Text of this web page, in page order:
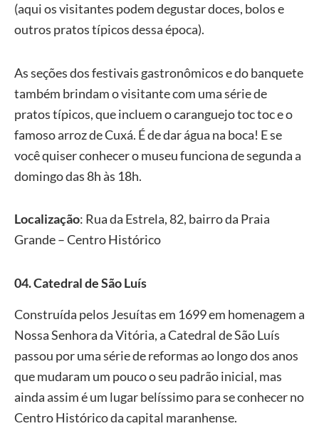
(aqui os visitantes podem degustar doces, bolos e
outros pratos típicos dessa época).
As seções dos festivais gastronômicos e do banquete
também brindam o visitante com uma série de
pratos típicos, que incluem o caranguejo toc toc e o
famoso arroz de Cuxá. É de dar água na boca! E se
você quiser conhecer o museu funciona de segunda a
domingo das 8h às 18h.
Localização: Rua da Estrela, 82, bairro da Praia
Grande – Centro Histórico
04. Catedral de São Luís
Construída pelos Jesuítas em 1699 em homenagem a
Nossa Senhora da Vitória, a Catedral de São Luís
passou por uma série de reformas ao longo dos anos
que mudaram um pouco o seu padrão inicial, mas
ainda assim é um lugar belíssimo para se conhecer no
Centro Histórico da capital maranhense.